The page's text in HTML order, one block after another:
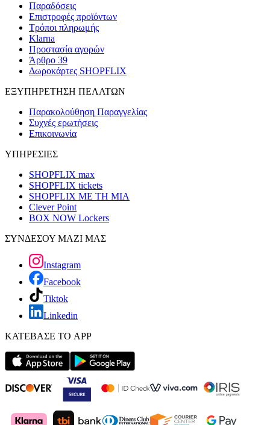
Παραδόσεις
Επιστροφές προϊόντων
Τρόποι πληρωμής
Klarna
Προστασία αγορών
Άρθρο 39
Δωροκάρτες SHOPFLIX
ΕΞΥΠΗΡΕΤΗΣΗ ΠΕΛΑΤΩΝ
Παρακολούθηση Παραγγελίας
Συχνές ερωτήσεις
Επικοινωνία
ΥΠΗΡΕΣΙΕΣ
SHOPFLIX max
SHOPFLIX tickets
SHOPFLIX ΜΕ ΤΗ ΜΙΑ
Clever Point
BOX NOW Lockers
ΣΥΝΔΕΣΟΥ ΜΑΖΙ ΜΑΣ
Instagram
Facebook
Tiktok
Linkedin
ΚΑΤΕΒΑΣΕ ΤΟ APP